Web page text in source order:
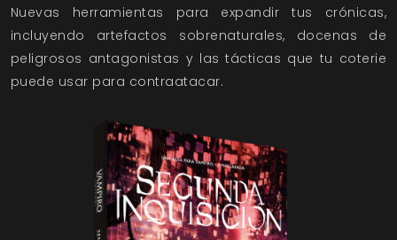
Nuevas herramientas para expandir tus crónicas,
incluyendo artefactos sobrenaturales, docenas de
peligrosos antagonistas y las tácticas que tu coterie
puede usar para contraatacar.